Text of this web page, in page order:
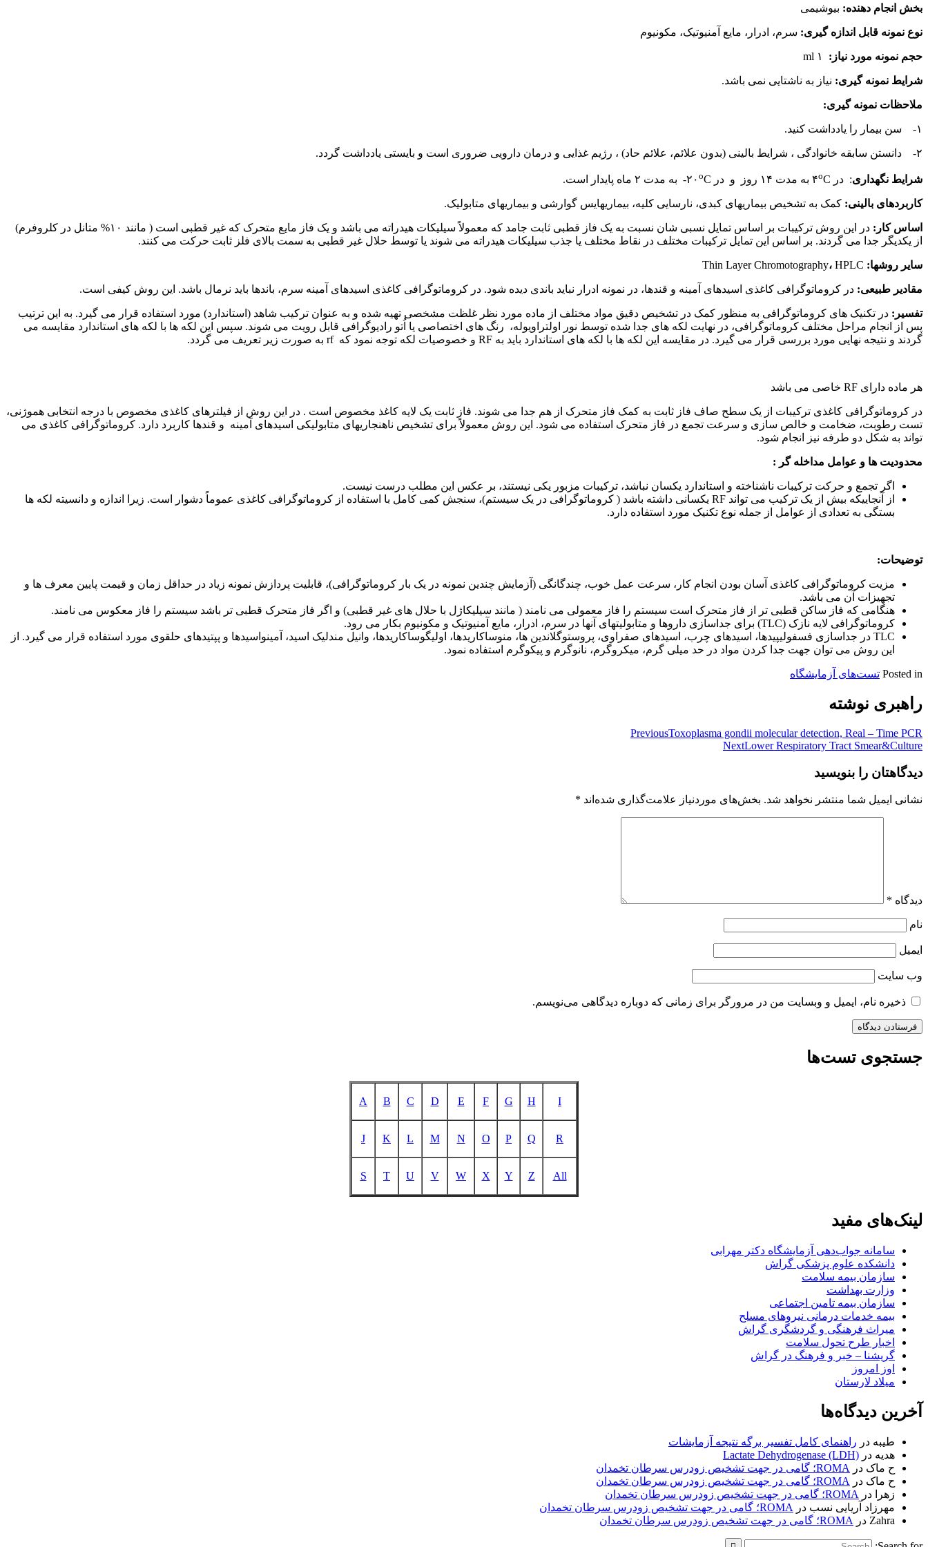
بخش انجام دهنده: بیوشیمی
نوع نمونه قابل اندازه گیری: سرم، ادرار، مایع آمنیوتیک، مکونیوم
حجم نمونه مورد نیاز:
شرایط نمونه گیری: نیاز به ناشتایی نمی باشد.
ملاحظات نمونه گیری:
۱- سن بیمار را یادداشت کنید.
۲- دانستن سابقه خانوادگی ، شرایط بالینی (بدون علائم، علائم حاد) ، رژیم غذایی و درمان دارویی ضروری است و بایستی یادداشت گردد.
شرایط نگهداری: در ۴ oC به مدت ۱۴ روز و در ۲۰ oC- به مدت ۲ ماه پایدار است.
کاربردهای بالینی: کمک به تشخیص بیماریهای کبدی، نارسایی کلیه، بیماریهایس گوارشی و بیماریهای متابولیک.
اساس کار:
در این روش ترکیبات بر اساس تمایل نسبی شان نسبت به یک فاز قطبی ثابت جامد که معمولاً سیلیکات هیدراته می باشد و یک فاز مایع متحرک که غیر قطبی است ( مانند ۱۰% متانل در کلروفرم)
از یکدیگر جدا می گردند. بر اساس این تمایل ترکیبات مختلف در نقاط مختلف یا جذب سیلیکات هیدراته می شوند یا توسط حلال غیر قطبی به سمت بالای فلز ثابت حرکت می کنند.
سایر روشها: Thin Layer Chromotography، HPLC
مقادیر طبیعی: در کروماتوگرافی کاغذی اسیدهای آمینه و قندها، در نمونه ادرار نباید باندی دیده شود. در کروماتوگرافی کاغذی اسیدهای آمینه سرم، باندها باید نرمال باشد. این روش کیفی است.
تفسیر: در تکنیک های کروماتوگرافی به منظور کمک در تشخیص دقیق مواد مختلف از ماده مورد نظر غلظت مشخصی تهیه شده و به عنوان ترکیب شاهد (استاندارد) مورد استفاده قرار می گیرد. به این ترتیب
پس از انجام مراحل مختلف کروماتوگرافی، در نهایت لکه های جدا شده توسط نور اولتراویوله، رنگ های اختصاصی یا اُتو رادیوگرافی قابل رویت می شوند. سپس این لکه ها با لکه های استاندارد مقایسه می
گردند و نتیجه نهایی مورد بررسی قرار می گیرد. در مقایسه این لکه ها با لکه های استاندارد باید به RF و خصوصیات لکه توجه نمود که rf به صورت زیر تعریف می گردد.
هر ماده دارای RF خاصی می باشد
در کروماتوگرافی کاغذی ترکیبات از یک سطح صاف فاز ثابت به کمک فاز متحرک از هم جدا می شوند. فاز ثابت یک لایه کاغذ مخصوص است . در این روش از فیلترهای کاغذی مخصوص با درجه انتخابی هموژنی،
تست رطوبت، ضخامت و خالص سازی و سرعت تجمع در فاز متحرک استفاده می شود. این روش معمولاً برای تشخیص ناهنجاریهای متابولیکی اسیدهای آمینه و قندها کاربرد دارد. کروماتوگرافی کاغذی می
تواند به شکل دو طرفه نیز انجام شود.
محدودیت ها و عوامل مداخله گر :
اگر تجمع و حرکت ترکیبات ناشناخته و استاندارد یکسان نباشد، ترکیبات مزبور یکی نیستند، بر عکس این مطلب درست نیست.
از آنجاییکه بیش از یک ترکیب می تواند RF یکسانی داشته باشد ( کروماتوگرافی در یک سیستم)، سنجش کمی کامل با استفاده از کروماتوگرافی کاغذی عموماً دشوار است. زیرا اندازه و دانسیته لکه ها
بستگی به تعدادی از عوامل از جمله نوع تکنیک مورد استفاده دارد.
توضیحات:
مزیت کروماتوگرافی کاغذی آسان بودن انجام کار، سرعت عمل خوب، چندگانگی (آزمایش چندین نمونه در یک بار کروماتوگرافی)، قابلیت پردازش نمونه زیاد در حداقل زمان و قیمت پایین معرف ها و
تجهیزات آن می باشد.
هنگامی که فاز ساکن قطبی تر از فاز متحرک است سیستم را فاز معمولی می نامند ( مانند سیلیکاژل با حلال های غیر قطبی) و اگر فاز متحرک قطبی تر باشد سیستم را فاز معکوس می نامند.
کروماتوگرافی لایه نازک (TLC) برای جداسازی داروها و متابولیتهای آنها در سرم، ادرار، مایع آمنیوتیک و مکونیوم بکار می رود.
TLC در جداسازی فسفولیپیدها، اسیدهای چرب، اسیدهای صفراوی، پروستوگلاندین ها، منوساکاریدها، اولیگوساکاریدها، وانیل مندلیک اسید، آمینواسیدها و پپتیدهای حلقوی مورد استفاده قرار می گیرد. از
این روش می توان جهت جدا کردن مواد در حد میلی گرم، میکروگرم، نانوگرم و پیکوگرم استفاده نمود.
Posted in تست‌های آزمایشگاه
راهبری نوشته
PreviousToxoplasma gondii molecular detection, Real – Time PCR
NextLower Respiratory Tract Smear&Culture
دیدگاهتان را بنویسید
نشانی ایمیل شما منتشر نخواهد شد. بخش‌های موردنیاز علامت‌گذاری شده‌اند *
دیدگاه *
نام
ایمیل
وب‌ سایت
ذخیره نام، ایمیل و وبسایت من در مرورگر برای زمانی که دوباره دیدگاهی می‌نویسم.
جستجوی تست‌ها
I
H
G
F
E
D
C
B
A
R
Q
P
O
N
M
L
K
J
All
Z
Y
X
W
V
U
T
S
لینک‌های مفید
سامانه جواب‌دهی آزمایشگاه دکتر مهرابی
دانشکده علوم پزشکی گراش
سازمان بیمه سلامت
وزارت بهداشت
سازمان بیمه تامین اجتماعی
بیمه خدمات درمانی نیروهای مسلح
میراث فرهنگی و گردشگری گراش
اخبار طرح تحول سلامت
گریشنا – خبر و فرهنگ در گراش
اوز امروز
میلاد لارستان
آخرین دیدگاه‌ها
طیبه در راهنمای کامل تفسیر برگه نتیجه آزمایشات
هدیه در Lactate Dehydrogenase (LDH)
ح ماک در
ROMA؛ گامی در جهت تشخیص زودرس سرطان تخمدان
ح ماک در
ROMA؛ گامی در جهت تشخیص زودرس سرطان تخمدان
زهرا
در
ROMA؛ گامی در جهت تشخیص زودرس سرطان تخمدان
مهرزاد آریایی نسب در
ROMA؛ گامی در جهت تشخیص زودرس سرطان تخمدان
Zahra در ROMA؛ گامی در جهت تشخیص زودرس سرطان تخمدان